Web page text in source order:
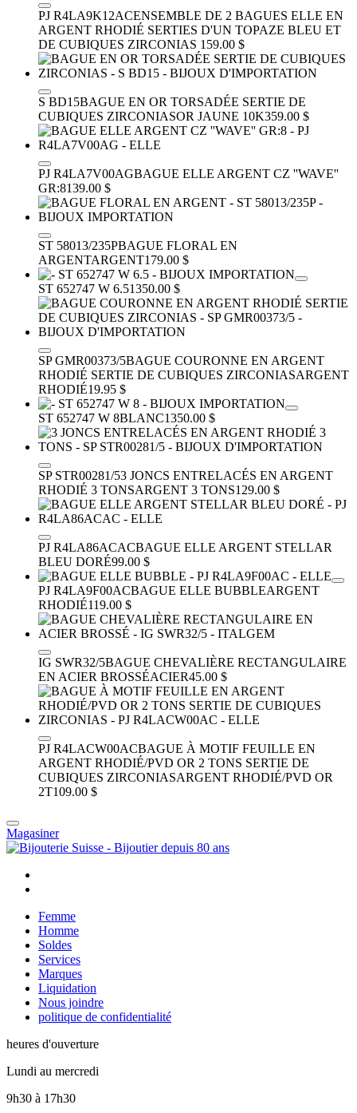
PJ R4LA9K12ACENSEMBLE DE 2 BAGUES ELLE EN
ARGENT RHODIÉ SERTIES D'UN TOPAZE BLEU ET
DE CUBIQUES ZIRCONIAS 159.00 $
S BD15BAGUE EN OR TORSADÉE SERTIE DE
CUBIQUES ZIRCONIASOR JAUNE 10K359.00 $
PJ R4LA7V00AGBAGUE ELLE ARGENT CZ ''WAVE''
GR:8139.00 $
ST 58013/235PBAGUE FLORAL EN
ARGENTARGENT179.00 $
ST 652747 W 6.51350.00 $
SP GMR00373/5BAGUE COURONNE EN ARGENT
RHODIÉ SERTIE DE CUBIQUES ZIRCONIASARGENT
RHODIÉ19.95 $
ST 652747 W 8BLANC1350.00 $
SP STR00281/53 JONCS ENTRELACÉS EN ARGENT
RHODIÉ 3 TONSARGENT 3 TONS129.00 $
PJ R4LA86ACACBAGUE ELLE ARGENT STELLAR
BLEU DORÉ99.00 $
PJ R4LA9F00ACBAGUE ELLE BUBBLEARGENT
RHODIÉ119.00 $
IG SWR32/5BAGUE CHEVALIÈRE RECTANGULAIRE
EN ACIER BROSSÉACIER45.00 $
PJ R4LACW00ACBAGUE À MOTIF FEUILLE EN
ARGENT RHODIÉ/PVD OR 2 TONS SERTIE DE
CUBIQUES ZIRCONIASARGENT RHODIÉ/PVD OR
2T109.00 $
Magasiner
Femme
Homme
Soldes
Services
Marques
Liquidation
Nous joindre
politique de confidentialité
heures d'ouverture
Lundi au mercredi
9h30 à 17h30